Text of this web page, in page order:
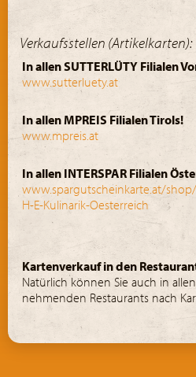
Verkaufsstellen (Artikelkarten):
In allen SUTTERLÜTY Filialen
www.sutterluety.at
In allen MPREIS Filialen Tirols!
www.mpreis.at
In allen INTERSPAR Filialen
www.spargutscheinkarte.at/
H-E-Kulinarik-Oesterreich
Kartenverkauf in den
Natürlich können Sie auch in
nehmenden Restaurants nach